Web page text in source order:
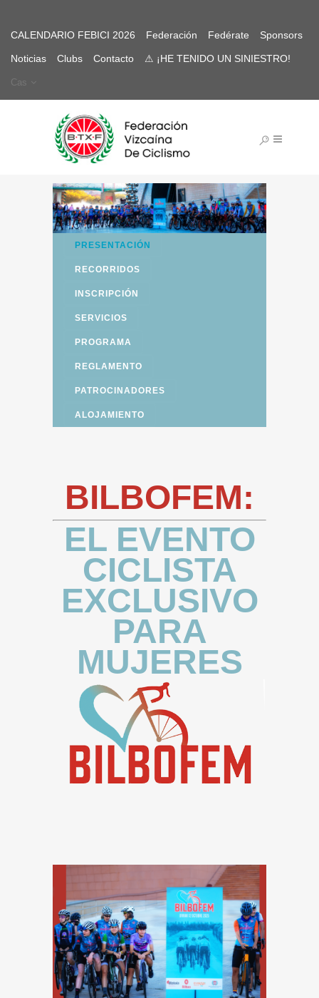
CALENDARIO FEBICI 2026 Federación Fedérate Sponsors
Noticias Clubs Contacto ⚠ ¡HE TENIDO UN SINIESTRO!
Cas
PRESENTACIÓN
RECORRIDOS
INSCRIPCIÓN
SERVICIOS
PROGRAMA
REGLAMENTO
PATROCINADORES
ALOJAMIENTO
BILBOFEM:
EL EVENTO
CICLISTA
EXCLUSIVO
PARA
MUJERES